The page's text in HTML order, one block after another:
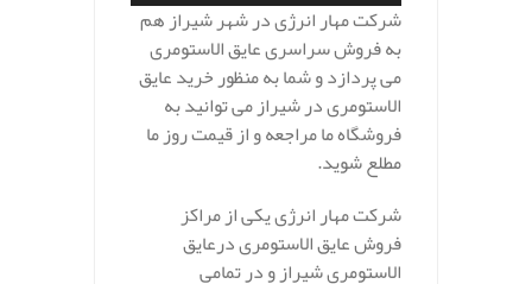
شرکت مهار انرژی در شهر شیراز هم
به فروش سراسری عایق الاستومری
می پردازد و شما به منظور خرید عایق
الاستومری در شیراز می توانید به
فروشگاه ما مراجعه و از قیمت روز ما
مطلع شوید.
شرکت مهار انرژی یکی از مراکز
فروش عایق الاستومری درعایق
الاستومری شیراز و در تمامی